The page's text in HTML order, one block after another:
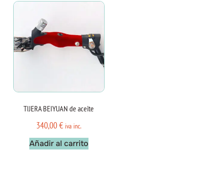
TIJERA BEIYUAN de aceite
340,00€ iva inc.
Añadir al carrito